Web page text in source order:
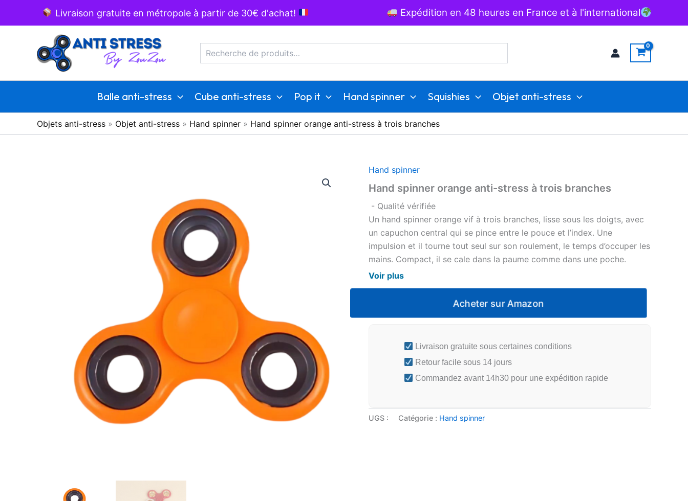
Livraison gratuite en métropole à partir de 30€ d'achat! Expédition en 48 heures en France et à l'international
Balle anti-stress Cube anti-stress Pop it Hand spinner Squishies Objet anti-stress
Objets anti-stress » Objet anti-stress » Hand spinner » Hand spinner orange anti-stress à trois branches
Hand spinner
Hand spinner orange anti-stress à trois branches
- Qualité vérifiée
Un hand spinner orange vif à trois branches, lisse sous les doigts, avec
un capuchon central qui se pince entre le pouce et l’index. Une
impulsion et il tourne tout seul sur son roulement, le temps d’occuper les
mains. Compact, il se cale dans la paume comme dans une poche.
Voir plus
Acheter sur Amazon
Livraison gratuite sous certaines conditions
Retour facile sous 14 jours
Commandez avant 14h30 pour une expédition rapide
UGS : Catégorie : Hand spinner